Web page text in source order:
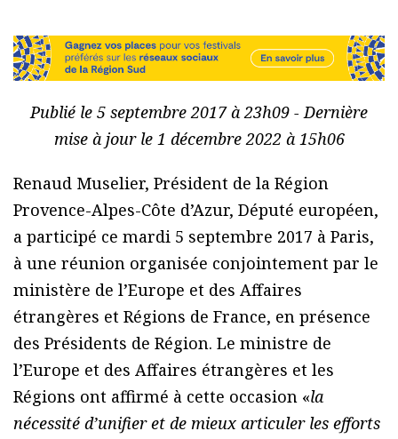
Publié le 5 septembre 2017 à 23h09 - Dernière
mise à jour le 1 décembre 2022 à 15h06
Renaud Muselier, Président de la Région
Provence-Alpes-Côte d’Azur, Député européen,
a participé ce mardi 5 septembre 2017 à Paris,
à une réunion organisée conjointement par le
ministère de l’Europe et des Affaires
étrangères et Régions de France, en présence
des Présidents de Région. Le ministre de
l’Europe et des Affaires étrangères et les
Régions ont affirmé à cette occasion «la
nécessité d’unifier et de mieux articuler les efforts